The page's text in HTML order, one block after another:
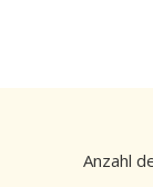
Anzahl